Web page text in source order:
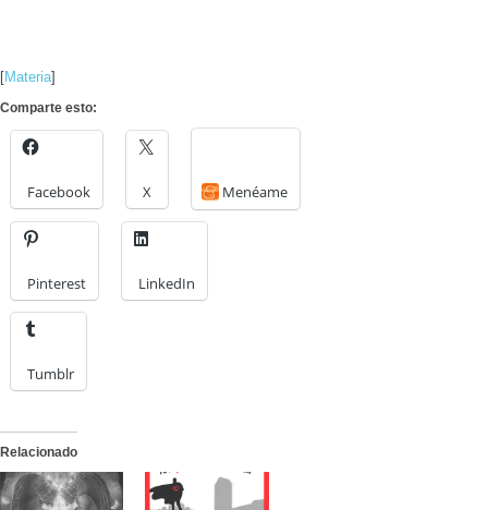
[Materia]
Comparte esto:
Facebook X Menéame
Pinterest LinkedIn
Tumblr
Relacionado